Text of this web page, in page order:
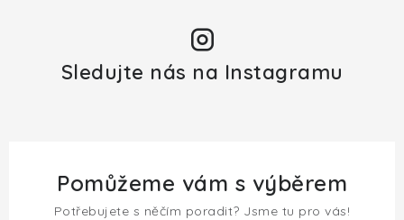
Sledujte nás na Instagramu
Pomůžeme vám s výběrem
Potřebujete s něčím poradit? Jsme tu pro vás!